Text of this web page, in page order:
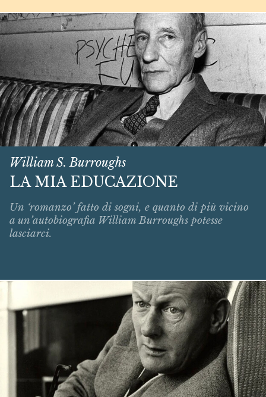
William S. Burroughs
LA MIA EDUCAZIONE
Un ‘romanzo’ fatto di sogni, e quanto di più vicino
a un’autobiografia William Burroughs potesse
lasciarci.